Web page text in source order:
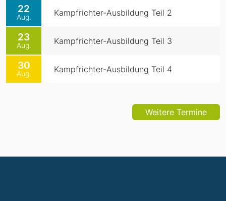
22
Aug. Kampfrichter-Ausbildung Teil 2
23
Aug. Kampfrichter-Ausbildung Teil 3
30
Aug. Kampfrichter-Ausbildung Teil 4
Weitere Termine